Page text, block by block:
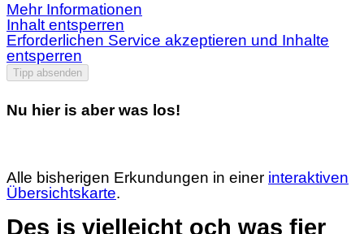
Mehr Informationen
Inhalt entsperren
Erforderlichen Service akzeptieren und Inhalte
entsperren
Tipp absenden
Nu hier is aber was los!
Alle bisherigen Erkundungen in einer interaktiven
Übersichtskarte.
Des is vielleicht och was fier